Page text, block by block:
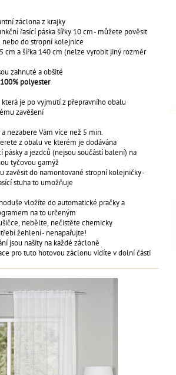
záclona z krajky
řasící páska šířky 10 cm - můžete pověsit
nebo do stropní kolejnice
cm a šířka 140 cm (nelze vyrobit jiný rozměr
zahnuté a obšité
100% polyester
která je po vyjmutí z přepravního obalu
zavěšení
nezabere Vám více než 5 min.
z obalu ve kterém je dodávána
pásky a jezdců (nejsou součástí balení) na
tyčovou garnýž
zavěsit do namontované stropní kolejničky -
stuha to umožňuje
vložíte do automatické pračky a
na to určeným
nebělte, nečistěte chemicky
žehlení - nenapařujte!
jsou našity na každé zácloně
pro tuto hotovou záclonu vidíte v dolní části